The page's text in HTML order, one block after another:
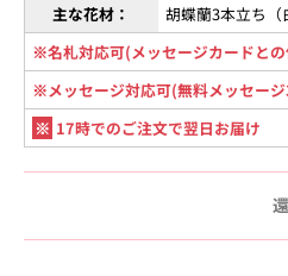
主な花材：
胡蝶蘭3本立ち（
※名札対応可(メッセージカードと
※メッセージ対応可(無料メッセー
※ 17時でのご注文で翌日お届け